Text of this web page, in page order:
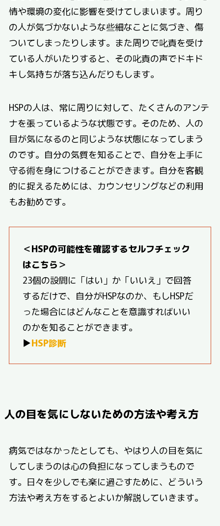
情や環境の変化に影響を受けてしまいます。周り
の人が気づかないような些細なことに気づき、傷
ついてしまったりします。また周りで叱責を受け
ている人がいたりすると、その叱責の声でドキド
キし気持ちが落ち込んだりもします。
HSPの人は、常に周りに対して、たくさんのアンテ
ナを張っているような状態です。そのため、人の
目が気になるのと同じような状態になってしまう
のです。自分の気質を知ることで、自分を上手に
守る術を身につけることができます。自分を客観
的に捉えるためには、カウンセリングなどの利用
もお勧めです。
＜HSPの可能性を確認するセルフチェック
はこちら＞
23個の設問に「はい」か「いいえ」で回答
するだけで、自分がHSPなのか、もしHSPだ
った場合にはどんなことを意識すればいい
のかを知ることができます。
▶HSP診断
人の目を気にしないための方法や考え方
病気ではなかったとしても、やはり人の目を気に
してしまうのは心の負担になってしまうもので
す。日々を少しでも楽に過ごすために、どういう
方法や考え方をするとよいか解説していきます。